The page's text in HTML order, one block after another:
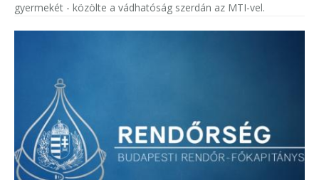
gyermekét - közölte a vádhatóság szerdán az MTI-vel.